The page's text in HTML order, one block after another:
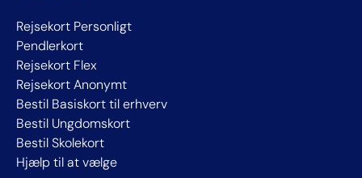
Rejsekort Personligt
Pendlerkort
Rejsekort Flex
Rejsekort Anonymt
Bestil Basiskort til erhverv
Bestil Ungdomskort
Bestil Skolekort
Hjælp til at vælge